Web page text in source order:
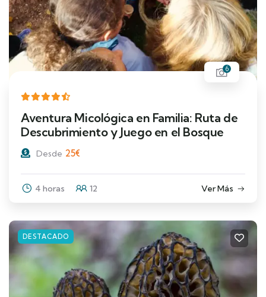
6
Aventura Micológica en Familia: Ruta de
Descubrimiento y Juego en el Bosque
Desde 25€
4 horas 12 Ver Más
DESTACADO